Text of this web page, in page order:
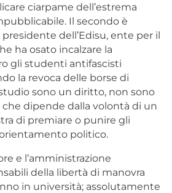
ciarpame dell’estrema
Il secondo è
dell’Edisu, ente per il
ha osato incalzare la
gli studenti antifascisti
la revoca delle borse di
sono un diritto, non sono
dipende dalla volontà di un
di premiare o punire gli
politico.
e l’amministrazione
della libertà di manovra
in università; assolutamente